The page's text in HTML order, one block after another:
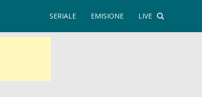
LIVE
EMISIONE
SERIALE